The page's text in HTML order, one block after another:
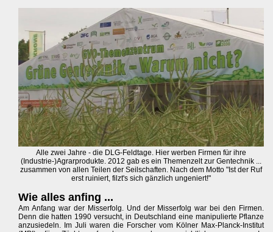
Alle zwei Jahre - die DLG-Feldtage. Hier werben Firmen für ihre
(Industrie-)Agrarprodukte. 2012 gab es ein Themenzelt zur Gentechnik ...
zusammen von allen Teilen der Seilschaften. Nach dem Motto "Ist der Ruf
erst ruiniert, filzt's sich gänzlich ungeniert!"
Wie alles anfing ...
Am Anfang war der Misserfolg. Und der Misserfolg war bei den Firmen.
Denn die hatten 1990 versucht, in Deutschland eine manipulierte Pflanze
anzusiedeln. Im Juli waren die Forscher vom Kölner Max-Planck-Institut